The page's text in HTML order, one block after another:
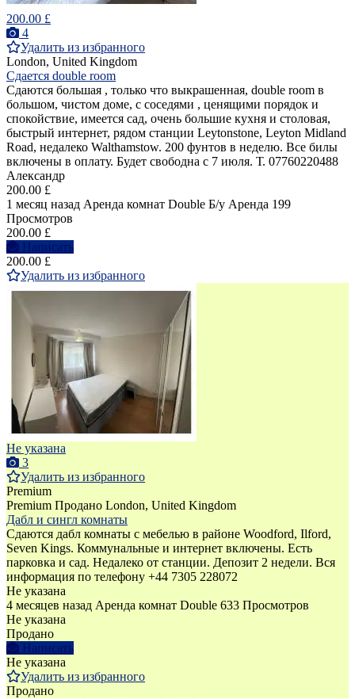
200.00 £
4
Удалить из избранного
London, United Kingdom
Сдается double room
Сдаются большая , только что выкрашенная, double room в
большом, чистом доме, с соседями , ценящими порядок и
спокойствие, имеется сад, очень большие кухня и столовая,
быстрый интернет, рядом станции Leytonstone, Leyton Midland
Road, недалеко Walthamstow. 200 фунтов в неделю. Все билы
включены в оплату. Будет свободна с 7 июля. Т. 07760220488
Александр
200.00 £
1 месяц назад Аренда комнат Double Б/у Аренда 199
Просмотров
200.00 £
Написать
200.00 £
Удалить из избранного
Не указана
3
Удалить из избранного
Premium
Premium Продано London, United Kingdom
Дабл и сингл комнаты
Сдаются дабл комнаты с мебелью в районе Woodford, Ilford,
Seven Kings. Коммунальные и интернет включены. Есть
парковка и сад. Недалеко от станции. Депозит 2 недели. Вся
информация по телефону +44 7305 228072
Не указана
4 месяцев назад Аренда комнат Double 633 Просмотров
Не указана
Продано
Написать
Не указана
Удалить из избранного
Продано